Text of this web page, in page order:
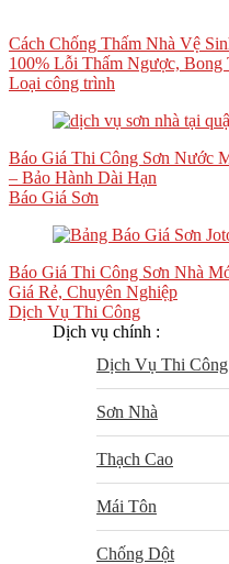
Cách Chống Thấm Nhà Vệ
100% Lỗi Thấm Ngược, Bong
Loại công trình
Báo Giá Thi Công Sơn Nước
– Bảo Hành Dài Hạn
Báo Giá Sơn
Báo Giá Thi Công Sơn Nhà
Giá Rẻ, Chuyên Nghiệp
Dịch Vụ Thi Công
Dịch vụ chính :
Dịch Vụ Thi Công
Sơn Nhà
Thạch Cao
Mái Tôn
Chống Dột